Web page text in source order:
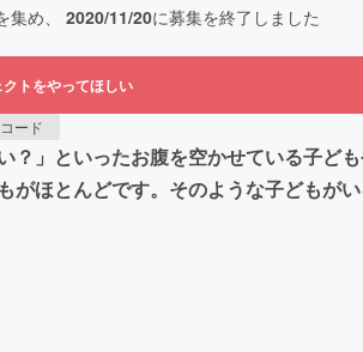
集め、 2020/11/20に募集を終了しました
トをやってほしい
ード
」といったお腹を空かせている子ど
ほとんどです。そのような子どもが